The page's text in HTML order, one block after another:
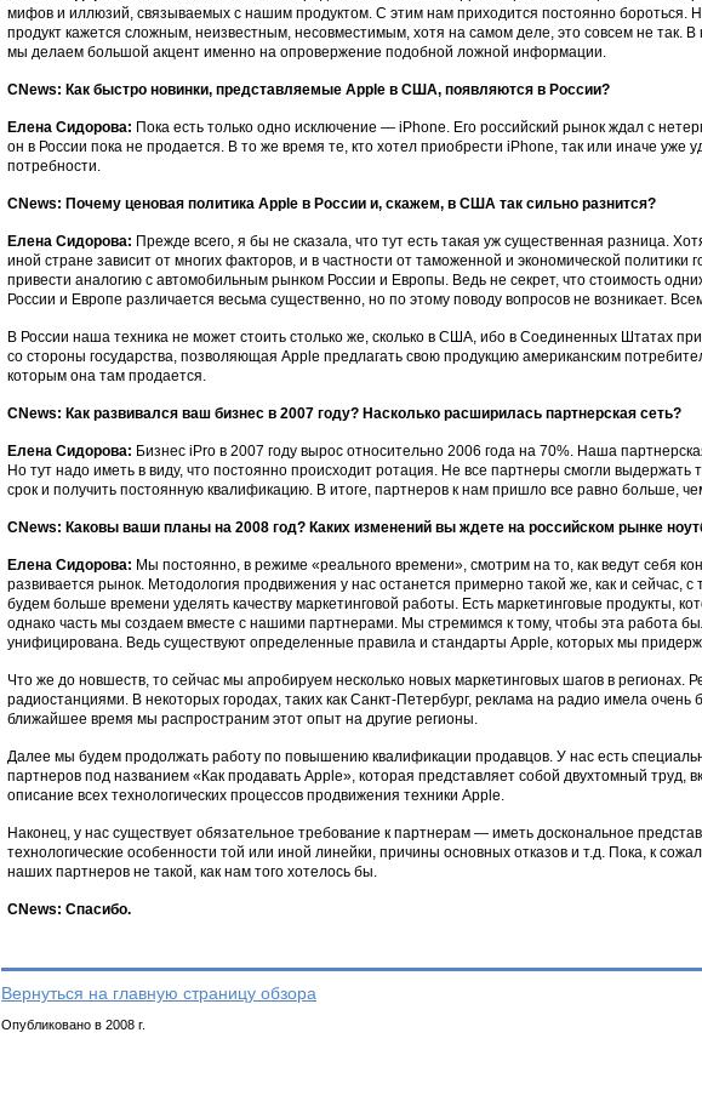
мифов и иллюзий, связываемых с нашим продуктом. С этим нам приходится постоянно бороться.
продукт кажется сложным, неизвестным, несовместимым, хотя на самом деле, это совсем не так.
мы делаем большой акцент именно на опровержение подобной ложной информации.
CNews: Как быстро новинки, представляемые Apple в США, появляются в России?
Елена Сидорова: Пока есть только одно исключение — iPhone. Его российский рынок ждал с
он в России пока не продается. В то же время те, кто хотел приобрести iPhone, так или иначе уже
потребности.
CNews: Почему ценовая политика Apple в России и, скажем, в США так сильно разнится?
Елена Сидорова: Прежде всего, я бы не сказала, что тут есть такая уж существенная разница.
иной стране зависит от многих факторов, и в частности от таможенной и экономической политики
привести аналогию с автомобильным рынком России и Европы. Ведь не секрет, что стоимость
России и Европе различается весьма существенно, но по этому поводу вопросов не возникает.
В России наша техника не может стоить столько же, сколько в США, ибо в Соединенных Штатах
со стороны государства, позволяющая Apple предлагать свою продукцию американским
которым она там продается.
CNews: Как развивался ваш бизнес в 2007 году? Насколько расширилась партнерская сеть?
Елена Сидорова: Бизнес iPro в 2007 году вырос относительно 2006 года на 70%. Наша
Но тут надо иметь в виду, что постоянно происходит ротация. Не все партнеры смогли
срок и получить постоянную квалификацию. В итоге, партнеров к нам пришло все равно больше,
CNews: Каковы ваши планы на 2008 год? Каких изменений вы ждете на российском рынке
Елена Сидорова: Мы постоянно, в режиме «реального времени», смотрим на то, как ведут себя
развивается рынок. Методология продвижения у нас останется примерно такой же, как и сейчас,
будем больше времени уделять качеству маркетинговой работы. Есть маркетинговые продукты,
однако часть мы создаем вместе с нашими партнерами. Мы стремимся к тому, чтобы эта работа
унифицирована. Ведь существуют определенные правила и стандарты Apple, которых мы
Что же до новшеств, то сейчас мы апробируем несколько новых маркетинговых шагов в регионах.
радиостанциями. В некоторых городах, таких как Санкт-Петербург, реклама на радио имела очень
ближайшее время мы распространим этот опыт на другие регионы.
Далее мы будем продолжать работу по повышению квалификации продавцов. У нас есть
партнеров под названием «Как продавать Apple», которая представляет собой двухтомный труд,
описание всех технологических процессов продвижения техники Apple.
Наконец, у нас существует обязательное требование к партнерам — иметь доскональное
технологические особенности той или иной линейки, причины основных отказов и т.д. Пока, к
наших партнеров не такой, как нам того хотелось бы.
CNews: Спасибо.
Вернуться на главную страницу обзора
Опубликовано в 2008 г.